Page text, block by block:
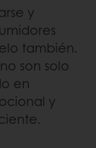
y
también.
son solo
en
y